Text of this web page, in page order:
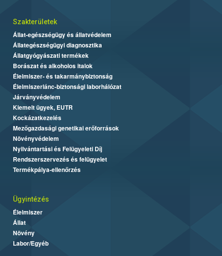
Szakterületek
Állat-egészségügy és állatvédelem
Állategészségügyi diagnosztika
Állatgyógyászati termékek
Borászat és alkoholos italok
Élelmiszer- és takarmánybiztonság
Élelmiszerlánc-biztonsági laborhálózat
Járványvédelem
Kiemelt ügyek, EUTR
Kockázatkezelés
Mezőgazdasági genetikai erőforrások
Növényvédelem
Nyilvántartási és Felügyeleti Díj
Rendszerszervezés és felügyelet
Termékpálya-ellenőrzés
Ügyintézés
Élelmiszer
Állat
Növény
Labor/Egyéb